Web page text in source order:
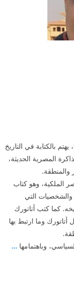
بالكتابة في التاريخ
المصرية الحديثة،
والمنطقة.
الملكية، وهو كتاب
والشخصيات التي
كما كتب أتاتورك
وما ارتبط بها
وباهتمامها ...